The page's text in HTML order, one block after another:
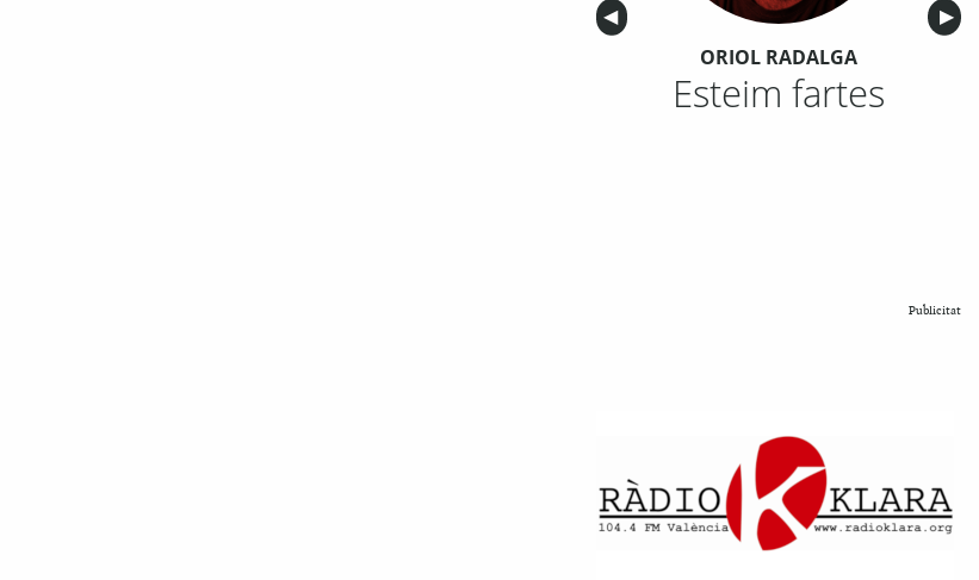
Anterior
◀︎ ▶︎
ORIOL RADALGA
Esteim fartes
Publicitat